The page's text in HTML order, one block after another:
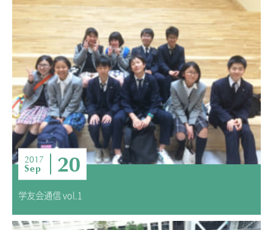
2017
Sep 20
学友会通信 vol.1